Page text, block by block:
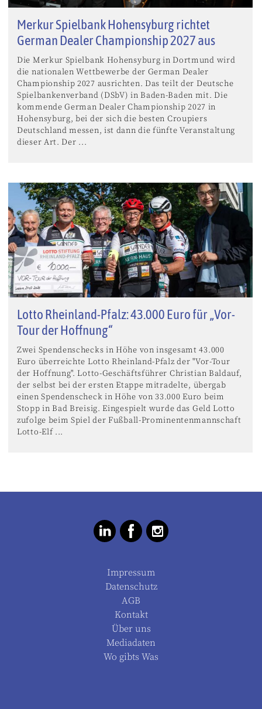
Merkur Spielbank Hohensyburg richtet
German Dealer Championship 2027 aus
Die Merkur Spielbank Hohensyburg in Dortmund wird
die nationalen Wettbewerbe der German Dealer
Championship 2027 ausrichten. Das teilt der Deutsche
Spielbankenverband (DSbV) in Baden-Baden mit. Die
kommende German Dealer Championship 2027 in
Hohensyburg, bei der sich die besten Croupiers
Deutschland messen, ist dann die fünfte Veranstaltung
dieser Art. Der ...
Lotto Rheinland-Pfalz: 43.000 Euro für „Vor-
Tour der Hoffnung“
Zwei Spendenschecks in Höhe von insgesamt 43.000
Euro überreichte Lotto Rheinland-Pfalz der "Vor-Tour
der Hoffnung". Lotto-Geschäftsführer Christian Baldauf,
der selbst bei der ersten Etappe mitradelte, übergab
einen Spendenscheck in Höhe von 33.000 Euro beim
Stopp in Bad Breisig. Eingespielt wurde das Geld Lotto
zufolge beim Spiel der Fußball-Prominentenmannschaft
Lotto-Elf ...
Impressum
Datenschutz
AGB
Kontakt
Über uns
Mediadaten
Wo gibts Was